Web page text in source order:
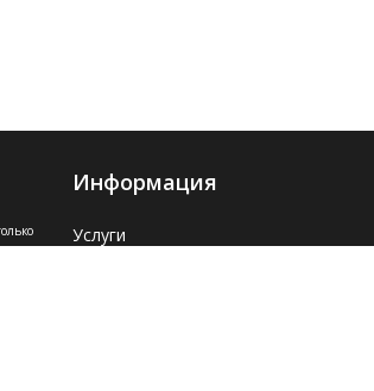
Информация
Услуги